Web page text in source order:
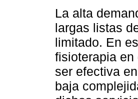
La alta
largas listas
limitado. En
fisioterapia
ser efectiva
baja